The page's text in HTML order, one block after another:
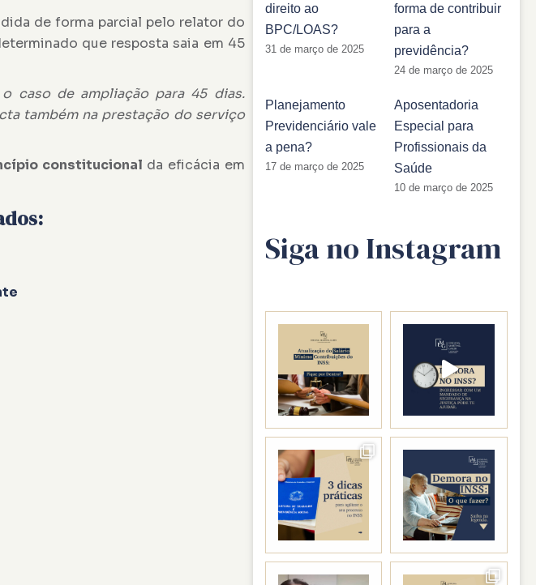
de forma parcial pelo relator do
que resposta saia em 45
caso de ampliação para 45 dias.
também na prestação do serviço
constitucional da eficácia em
direito ao
BPC/LOAS?
31 de março de 2025
forma de contribuir
para a
previdência?
24 de março de 2025
Planejamento
Previdenciário vale
a pena?
17 de março de 2025
Aposentadoria
Especial para
Profissionais da
Saúde
10 de março de 2025
Siga no Instagram